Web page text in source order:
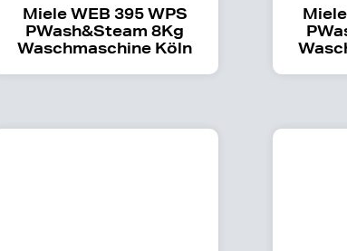
Miele WEB 395 WPS
PWash&Steam 8Kg
Waschmaschine Köln